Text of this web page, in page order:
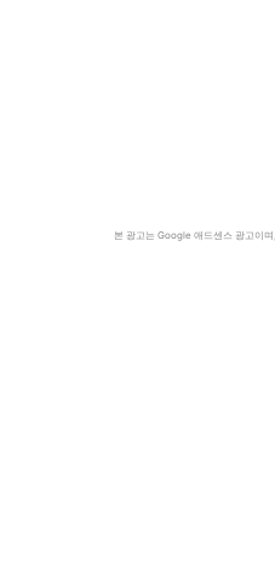
본 광고는 Google 애드센스 광고이